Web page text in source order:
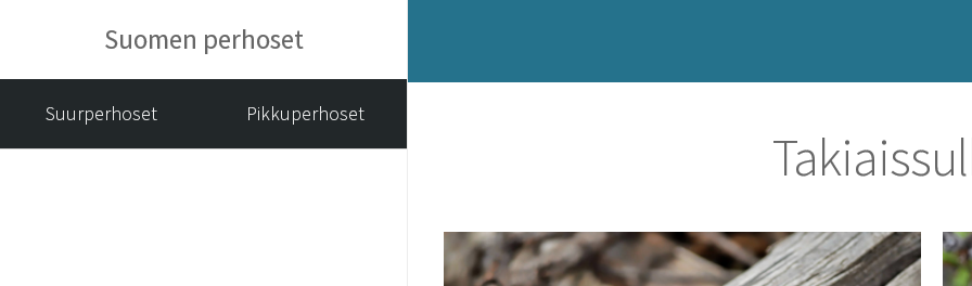
Suomen perhoset
Suurperhoset Pikkuperhoset